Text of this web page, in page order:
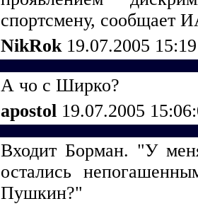
спортсмену, сообщает
NikRok 19.07.2005
А чо с Ширко?
apostol 19.07.2005
Входит Борман. "У
остались
Пушкин?"